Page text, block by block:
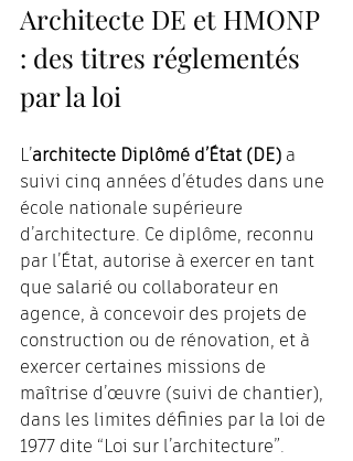
Architecte DE et HMONP
: des titres réglementés
par la loi
L’architecte Diplômé d’État (DE) a
suivi cinq années d’études dans une
école nationale supérieure
d’architecture. Ce diplôme, reconnu
par l’État, autorise à exercer en tant
que salarié ou collaborateur en
agence, à concevoir des projets de
construction ou de rénovation, et à
exercer certaines missions de
maîtrise d’œuvre (suivi de chantier),
dans les limites définies par la loi de
1977 dite “Loi sur l’architecture”.